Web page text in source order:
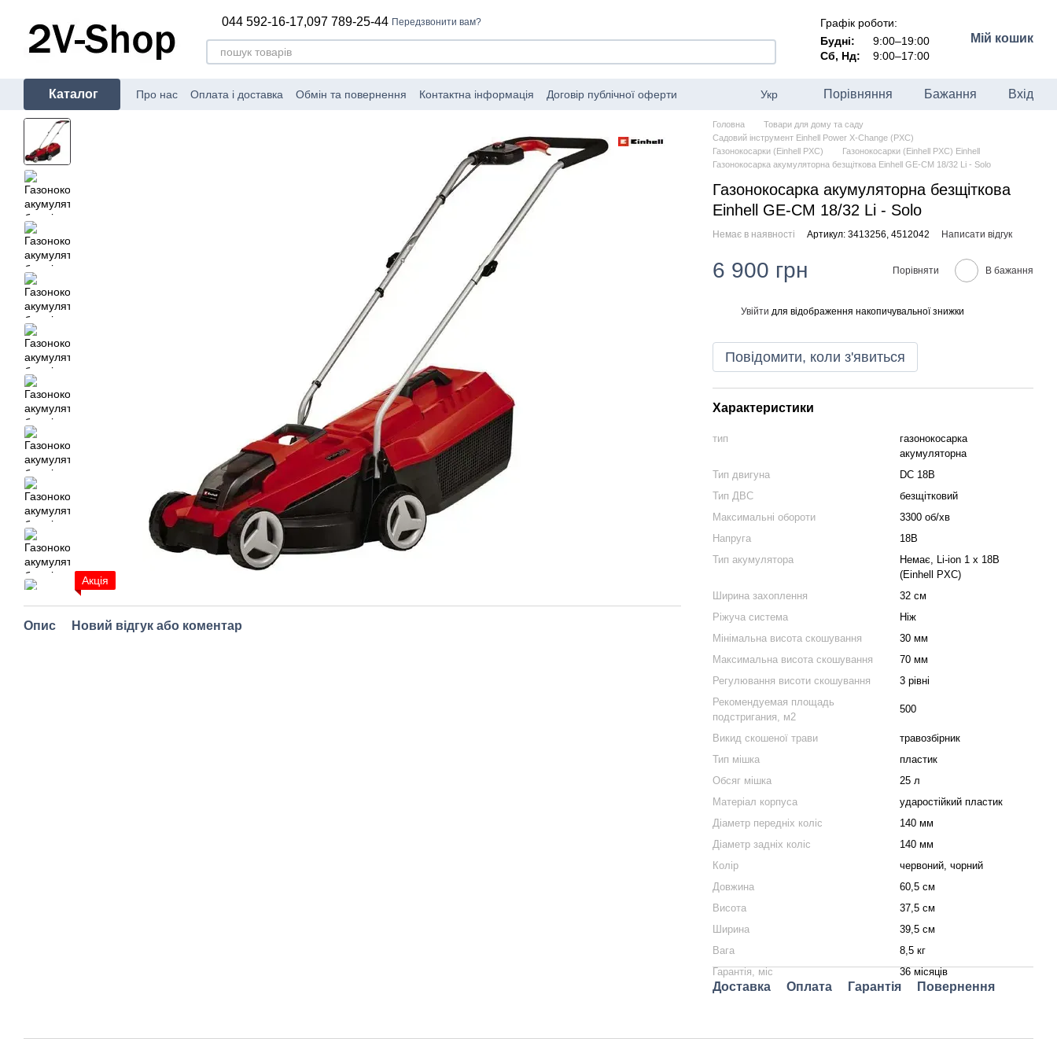
044 592-16-17,097 789-25-44 Передзвонити вам?
Графік роботи:
Будні:
9:00–19:00
Сб, Нд:
9:00–17:00
Мій кошик
Каталог Про нас Оплата і доставка Обмін та повернення Контактна інформація Договір публічної оферти Укр Порівняння Бажання Вхід
Акція
Опис Новий відгук або коментар
Головна
Товари для дому та саду
Садовий інструмент Einhell Power X-Change (PXC)
Газонокосарки (Einhell PXC)
Газонокосарки (Einhell PXC) Einhell
Газонокосарка акумуляторна безщіткова Einhell GE-CM 18/32 Li - Solo
Газонокосарка акумуляторна безщіткова
Einhell GE-CM 18/32 Li - Solo
Немає в наявності Артикул: 3413256, 4512042 Написати відгук
6 900 грн Порівняти В бажання
Увійти для відображення накопичувальної знижки
Повідомити, коли з'явиться
Характеристики
тип
газонокосарка
акумуляторна
Тип двигуна
DC 18В
Тип ДВС
безщітковий
Максимальні обороти
3300 об/хв
Напруга
18В
Тип акумулятора
Немає, Li-ion 1 х 18В
(Einhell PXC)
Ширина захоплення
32 см
Ріжуча система
Ніж
Мінімальна висота скошування
30 мм
Максимальна висота скошування
70 мм
Регулювання висоти скошування
3 рівні
Рекомендуемая площадь
подстригания, м2
500
Викид скошеної трави
травозбірник
Тип мішка
пластик
Обсяг мішка
25 л
Матеріал корпуса
ударостійкий пластик
Діаметр передніх коліс
140 мм
Діаметр задніх коліс
140 мм
Колір
червоний, чорний
Довжина
60,5 см
Висота
37,5 см
Ширина
39,5 см
Вага
8,5 кг
Гарантія, міс
36 місяців
Доставка Оплата Гарантія Повернення